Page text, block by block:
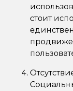
стоит